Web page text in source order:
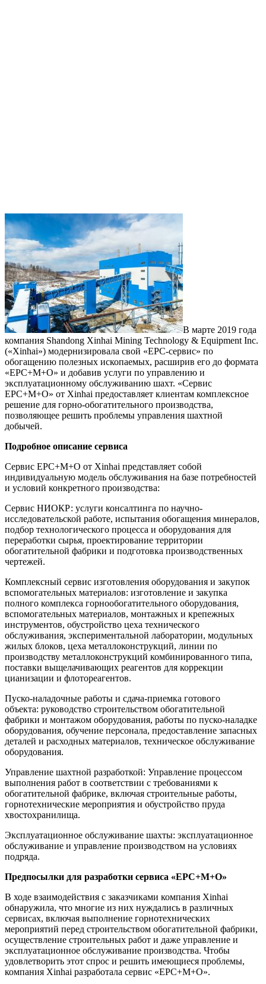
В марте 2019 года
компания Shandong Xinhai Mining Technology & Equipment Inc.
(«Xinhai») модернизировала свой «EPC-сервис» по
обогащению полезных ископаемых, расширив его до формата
«EPC+M+O» и добавив услуги по управлению и
эксплуатационному обслуживанию шахт. «Сервис
EPC+M+O» от Xinhai предоставляет клиентам комплексное
решение для горно-обогатительного производства,
позволяющее решить проблемы управления шахтной
добычей.
Подробное описание сервиса
Сервис EPC+M+O от Xinhai представляет собой
индивидуальную модель обслуживания на базе потребностей
и условий конкретного производства:
Сервис НИОКР: услуги консалтинга по научно-
исследовательской работе, испытания обогащения минералов,
подбор технологического процесса и оборудования для
переработки сырья, проектирование территории
обогатительной фабрики и подготовка производственных
чертежей.
Комплексный сервис изготовления оборудования и закупок
вспомогательных материалов: изготовление и закупка
полного комплекса горнообогатительного оборудования,
вспомогательных материалов, монтажных и крепежных
инструментов, обустройство цеха технического
обслуживания, экспериментальной лаборатории, модульных
жилых блоков, цеха металлоконструкций, линии по
производству металлоконструкций комбинированного типа,
поставки выщелачивающих реагентов для коррекции
цианизации и флотореагентов.
Пуско-наладочные работы и сдача-приемка готового
объекта: руководство строительством обогатительной
фабрики и монтажом оборудования, работы по пуско-наладке
оборудования, обучение персонала, предоставление запасных
деталей и расходных материалов, техническое обслуживание
оборудования.
Управление шахтной разработкой: Управление процессом
выполнения работ в соответствии с требованиями к
обогатительной фабрике, включая строительные работы,
горнотехнические мероприятия и обустройство пруда
хвостохранилища.
Эксплуатационное обслуживание шахты: эксплуатационное
обслуживание и управление производством на условиях
подряда.
Предпосылки для разработки сервиса «EPC+M+O»
В ходе взаимодействия с заказчиками компания Xinhai
обнаружила, что многие из них нуждались в различных
сервисах, включая выполнение горнотехнических
мероприятий перед строительством обогатительной фабрики,
осуществление строительных работ и даже управление и
эксплуатационное обслуживание производства. Чтобы
удовлетворить этот спрос и решить имеющиеся проблемы,
компания Xinhai разработала сервис «EPC+M+O».